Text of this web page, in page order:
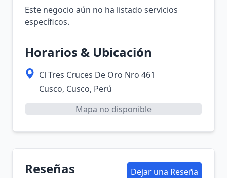
Este negocio aún no ha listado servicios
específicos.
Horarios & Ubicación
Cl Tres Cruces De Oro Nro 461
Cusco, Cusco, Perú
Mapa no disponible
Reseñas Dejar una Reseña